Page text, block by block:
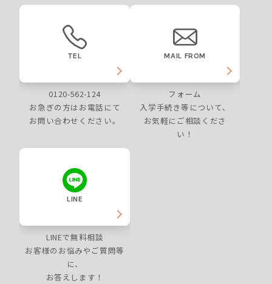
TEL
0120-562-124
お急ぎの方はお電話にて
お問い合わせください。
MAIL FROM
フォーム
入学手続き等について、
お気軽にご相談くださ
い！
LINE
LINEで無料相談
お客様のお悩みやご質問等
に、
お答えします！